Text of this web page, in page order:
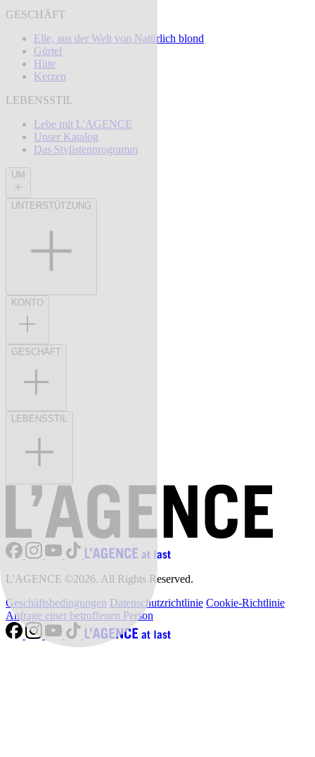
GESCHÄFT
Elle, aus der Welt von Natürlich blond
Gürtel
Hüte
Kerzen
LEBENSSTIL
Lebe mit L'AGENCE
Unser Katalog
Das Stylistenprogramm
UM
UNTERSTÜTZUNG
KONTO
GESCHÄFT
LEBENSSTIL
L'AGENCE ©2026. All Rights Reserved.
Geschäftsbedingungen Datenschutzrichtlinie Cookie-Richtlinie
Anfrage einer betroffenen Person